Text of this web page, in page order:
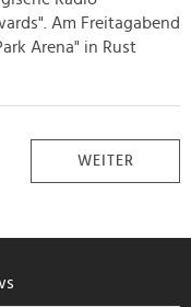
Am Freitagabend
Arena" in Rust
WEITER